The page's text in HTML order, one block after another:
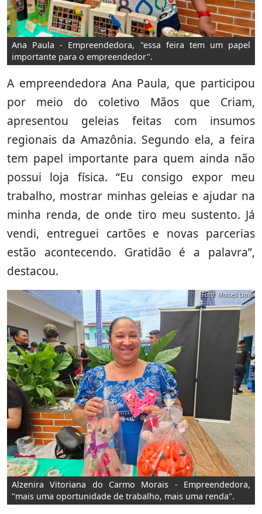
Ana Paula - Empreendedora, "essa feira tem um papel
importante para o empreendedor".
A empreendedora Ana Paula, que participou
por meio do coletivo Mãos que Criam,
apresentou geleias feitas com insumos
regionais da Amazônia. Segundo ela, a feira
tem papel importante para quem ainda não
possui loja física. “Eu consigo expor meu
trabalho, mostrar minhas geleias e ajudar na
minha renda, de onde tiro meu sustento. Já
vendi, entreguei cartões e novas parcerias
estão acontecendo. Gratidão é a palavra”,
destacou.
Alzenira Vitoriana do Carmo Morais - Empreendedora,
"mais uma oportunidade de trabalho, mais uma renda".
Foto: Moises Lima